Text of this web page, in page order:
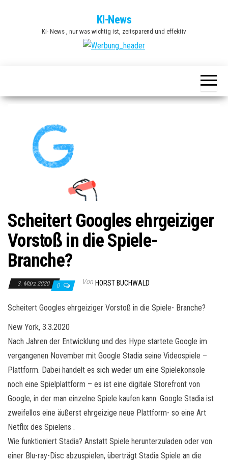
KI-News
Ki- News , nur was wichtig ist, zeitsparend und effektiv
Scheitert Googles ehrgeiziger
Vorstoß in die Spiele-
Branche?
3. März 2020 0 Von HORST BUCHWALD
Scheitert Googles ehrgeiziger Vorstoß in die Spiele- Branche?
New York, 3.3.2020
Nach Jahren der Entwicklung und des Hype startete Google im
vergangenen November mit Google Stadia seine Videospiele –
Plattform. Dabei handelt es sich weder um eine Spielekonsole
noch eine Spielplattform – es ist eine digitale Storefront von
Google, in der man einzelne Spiele kaufen kann. Google Stadia ist
zweifellos eine äußerst ehrgeizige neue Plattform- so eine Art
Netflix des Spielens .
Wie funktioniert Stadia? Anstatt Spiele herunterzuladen oder von
einer Blu-ray-Disc abzuspielen, überträgt Stadia Spiele an die